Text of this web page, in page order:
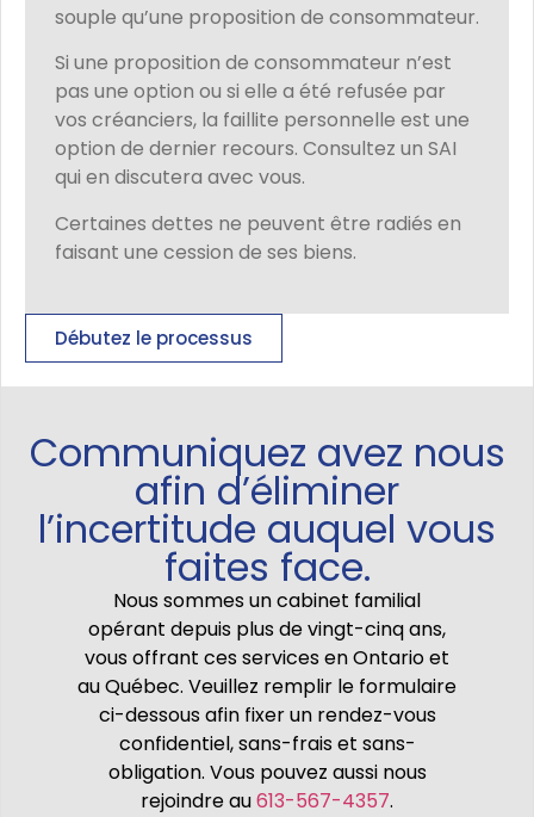
souple qu’une proposition de consommateur.
Si une proposition de consommateur n’est
pas une option ou si elle a été refusée par
vos créanciers, la faillite personnelle est une
option de dernier recours. Consultez un SAI
qui en discutera avec vous.
Certaines dettes ne peuvent être radiés en
faisant une cession de ses biens.
Débutez le processus
Communiquez avez nous
afin d’éliminer
l’incertitude auquel vous
faites face.
Nous sommes un cabinet familial
opérant depuis plus de vingt-cinq ans,
vous offrant ces services en Ontario et
au Québec. Veuillez remplir le formulaire
ci-dessous afin fixer un rendez-vous
confidentiel, sans-frais et sans-
obligation. Vous pouvez aussi nous
rejoindre au613-567-4357.